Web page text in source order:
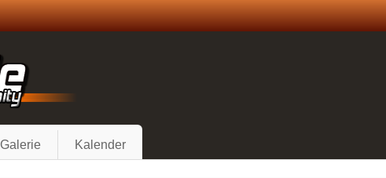
Galerie Kalender